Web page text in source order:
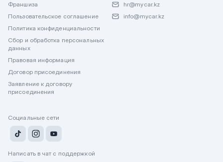
Франшиза
Пользовательское соглашение
Политика конфиденциальности
Сбор и обработка персональных
данных
Правовая информация
Договор присоединения
Заявление к договору
присоединения
hr@mycar.kz
info@mycar.kz
Социальные сети
Написать в чат с поддержкой